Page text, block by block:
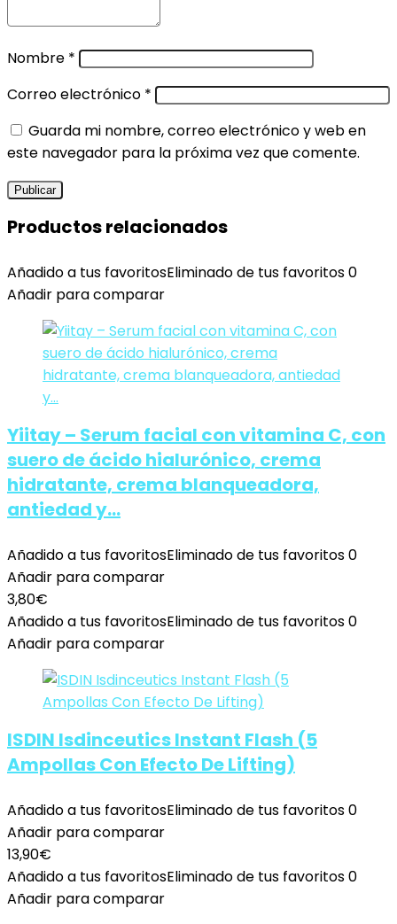
Nombre *
Correo electrónico *
Guarda mi nombre, correo electrónico y web en
este navegador para la próxima vez que comente.
Productos relacionados
Añadido a tus favoritosEliminado de tus favoritos0
Añadir para comparar
Yiitay – Serum facial con vitamina C, con
suero de ácido hialurónico, crema
hidratante, crema blanqueadora,
antiedad y…
Añadido a tus favoritosEliminado de tus favoritos0
Añadir para comparar
3,80€
Añadido a tus favoritosEliminado de tus favoritos0
Añadir para comparar
ISDIN Isdinceutics Instant Flash (5
Ampollas Con Efecto De Lifting)
Añadido a tus favoritosEliminado de tus favoritos0
Añadir para comparar
13,90€
Añadido a tus favoritosEliminado de tus favoritos0
Añadir para comparar